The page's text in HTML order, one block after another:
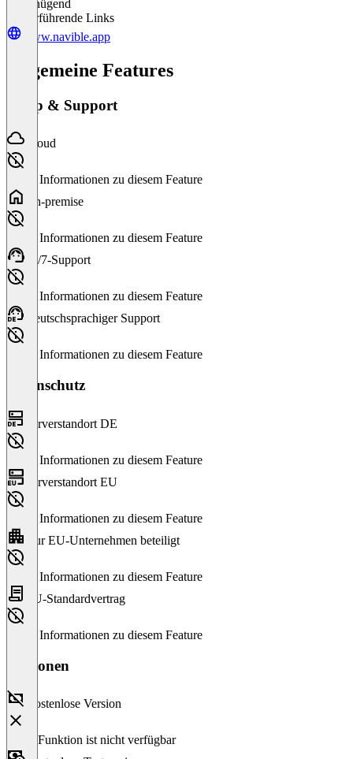
Ungenügend
Weiterführende Links
www.navible.app
Allgemeine Features
Setup & Support
Cloud
Keine Informationen zu diesem Feature
On-premise
Keine Informationen zu diesem Feature
24/7-Support
Keine Informationen zu diesem Feature
Deutschsprachiger Support
Keine Informationen zu diesem Feature
Datenschutz
Serverstandort DE
Keine Informationen zu diesem Feature
Serverstandort EU
Keine Informationen zu diesem Feature
Nur EU-Unternehmen beteiligt
Keine Informationen zu diesem Feature
EU-Standardvertrag
Keine Informationen zu diesem Feature
Versionen
Kostenlose Version
Diese Funktion ist nicht verfügbar